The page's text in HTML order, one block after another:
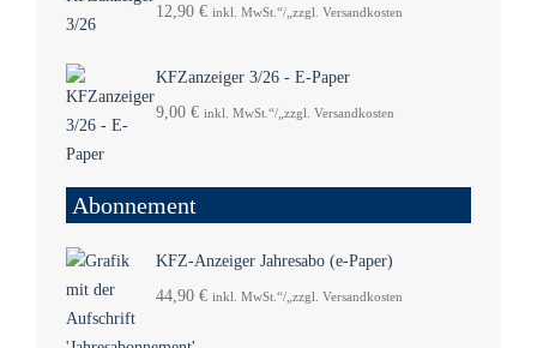
12,90 € inkl. MwSt.“/„zzgl. Versandkosten
KFZanzeiger 3/26 - E-Paper
9,00 € inkl. MwSt.“/„zzgl. Versandkosten
Abonnement
KFZ-Anzeiger Jahresabo (e-Paper)
44,90 € inkl. MwSt.“/„zzgl. Versandkosten